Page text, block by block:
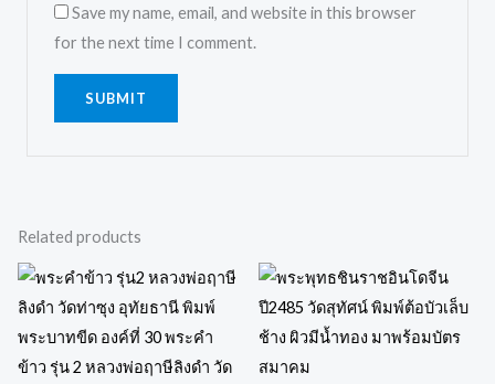
Save my name, email, and website in this browser
for the next time I comment.
Related products